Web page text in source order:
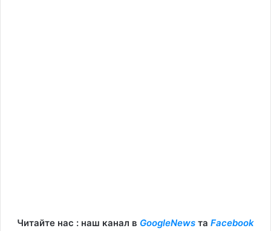
Читайте нас : наш канал в GoogleNews та Facebook